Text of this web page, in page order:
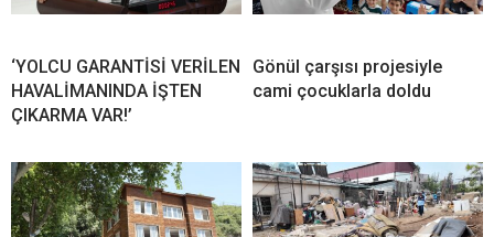
‘YOLCU GARANTİSİ VERİLEN
HAVALİMANINDA İŞTEN
ÇIKARMA VAR!’
Gönül çarşısı projesiyle
cami çocuklarla doldu